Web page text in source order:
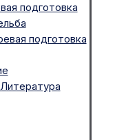
подготовка
подготовка